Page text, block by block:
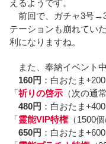
えるようです。
前回で、ガチャ3号
テーションも崩れてい
利になりますね。
また、奉納イベント
160円 ：白おたま
「祈りの啓示 （次の通
480円 ：白おたま
「霊能VIP特権（1500個
650円 ：白おたま